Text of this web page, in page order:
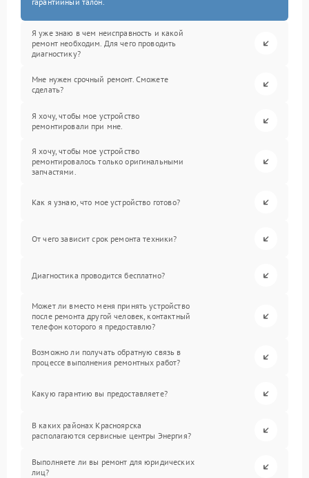
Я уже знаю в чем неисправность и какой
ремонт необходим. Для чего проводить
диагностику?
Мне нужен срочный ремонт. Сможете
сделать?
Я хочу, чтобы мое устройство
ремонтировали при мне.
Я хочу, чтобы мое устройство
ремонтировалось только оригинальными
запчастями.
Как я узнаю, что мое устройство готово?
От чего зависит срок ремонта техники?
Диагностика проводится бесплатно?
Может ли вместо меня принять устройство
после ремонта другой человек, контактный
телефон которого я предоставлю?
Возможно ли получать обратную связь в
процессе выполнения ремонтных работ?
Какую гарантию вы предоставляете?
В каких районах Красноярска
располагаются сервисные центры Энергия?
Выполняете ли вы ремонт для юридических
лиц?